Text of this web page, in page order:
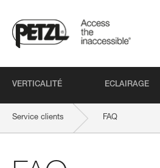
VERTICALITÉ ECLAIRAGE
Service clients FAQ